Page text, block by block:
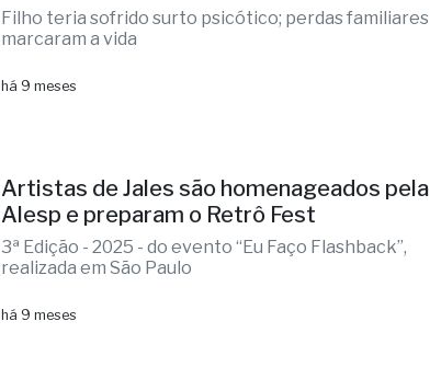
Filho teria sofrido surto psicótico; perdas familiares
marcaram a vida
há 9 meses
Artistas de Jales são homenageados pela
Alesp e preparam o Retrô Fest
3ª Edição - 2025 - do evento “Eu Faço Flashback”,
realizada em São Paulo
há 9 meses